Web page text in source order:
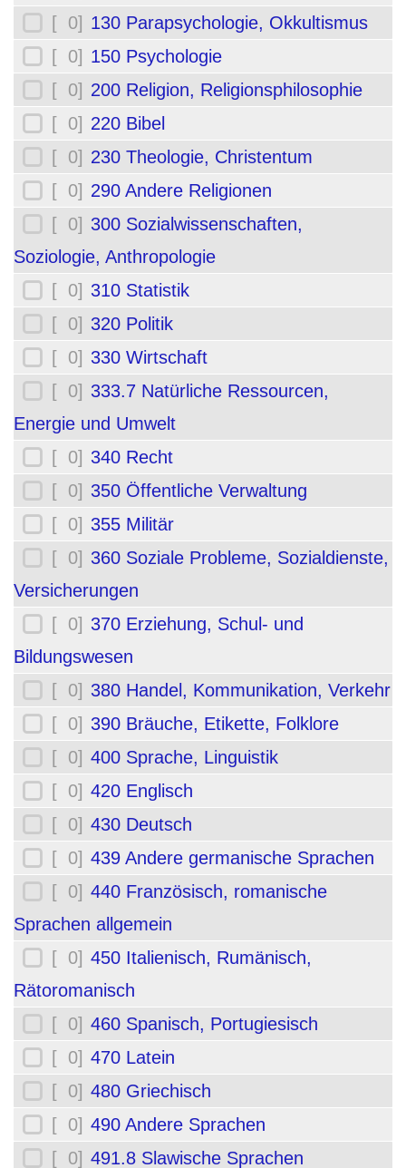
[ 0] 130 Parapsychologie, Okkultismus
[ 0] 150 Psychologie
[ 0] 200 Religion, Religionsphilosophie
[ 0] 220 Bibel
[ 0] 230 Theologie, Christentum
[ 0] 290 Andere Religionen
[ 0] 300 Sozialwissenschaften,
Soziologie, Anthropologie
[ 0] 310 Statistik
[ 0] 320 Politik
[ 0] 330 Wirtschaft
[ 0] 333.7 Natürliche Ressourcen,
Energie und Umwelt
[ 0] 340 Recht
[ 0] 350 Öffentliche Verwaltung
[ 0] 355 Militär
[ 0] 360 Soziale Probleme, Sozialdienste,
Versicherungen
[ 0] 370 Erziehung, Schul- und
Bildungswesen
[ 0] 380 Handel, Kommunikation, Verkehr
[ 0] 390 Bräuche, Etikette, Folklore
[ 0] 400 Sprache, Linguistik
[ 0] 420 Englisch
[ 0] 430 Deutsch
[ 0] 439 Andere germanische Sprachen
[ 0] 440 Französisch, romanische
Sprachen allgemein
[ 0] 450 Italienisch, Rumänisch,
Rätoromanisch
[ 0] 460 Spanisch, Portugiesisch
[ 0] 470 Latein
[ 0] 480 Griechisch
[ 0] 490 Andere Sprachen
[ 0] 491.8 Slawische Sprachen